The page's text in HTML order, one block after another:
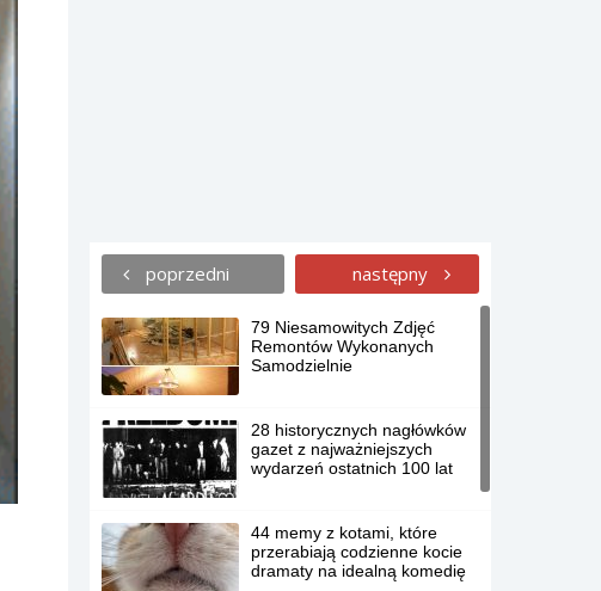
poprzedni następny
79 Niesamowitych Zdjęć
Remontów Wykonanych
Samodzielnie
28 historycznych nagłówków
gazet z najważniejszych
wydarzeń ostatnich 100 lat
44 memy z kotami, które
przerabiają codzienne kocie
dramaty na idealną komedię